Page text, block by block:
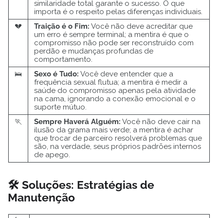
similaridade total garante o sucesso. O que
importa é o respeito pelas diferenças individuais.
💔
Traição é o Fim: Você não deve acreditar que
um erro é sempre terminal; a mentira é que o
compromisso não pode ser reconstruído com
perdão e mudanças profundas de
comportamento.
🛌
Sexo é Tudo: Você deve entender que a
frequência sexual flutua; a mentira é medir a
saúde do compromisso apenas pela atividade
na cama, ignorando a conexão emocional e o
suporte mútuo.
🏃
Sempre Haverá Alguém: Você não deve cair na
ilusão da grama mais verde; a mentira é achar
que trocar de parceiro resolverá problemas que
são, na verdade, seus próprios padrões internos
de apego.
🛠️ Soluções: Estratégias de
Manutenção